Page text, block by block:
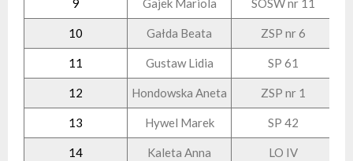
9 Gajek Mariola SOSW nr 11
10 Gałda Beata ZSP nr 6
11 Gustaw Lidia SP 61
12 Hondowska Aneta ZSP nr 1
13 Hywel Marek SP 42
14 Kaleta Anna LO IV